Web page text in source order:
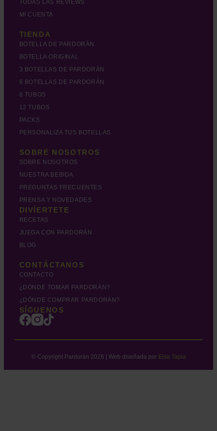
TODAS LAS REVIEWS
MI CUENTA
TIENDA
BOTELLA DE PARDORÁN
BOTELLA ORIGINAL
3 BOTELLAS DE PARDORÁN
6 BOTELLAS DE PARDORÁN
6 TUBOS
12 TUBOS
PACKS
PERSONALIZA TUS BOTELLAS
SOBRE NOSOTROS
SOBRE NOSOTROS
NUESTRA BEBIDA
PREGUNTAS FRECUENTES
PRENSA Y NOVEDADES
DIVÍERTETE
RECETAS
JUEGA CON PARDORÁN
BLOG
CONTÁCTANOS
CONTACTO
¿DÓNDE TOMAR PARDORÁN?
¿DÓNDE COMPRAR PARDORÁN?
SÍGUENOS
© Copyright Pardorán 2026 | Web diseñada por Elsa Tapia